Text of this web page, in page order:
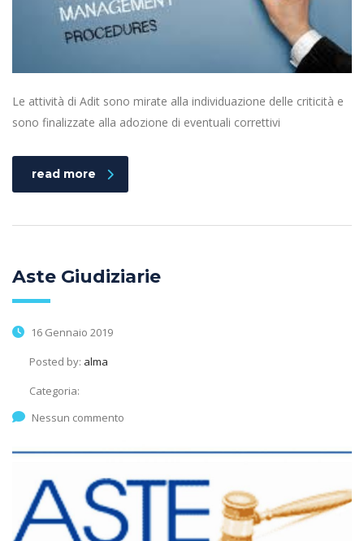
Le attività di Adit sono mirate alla individuazione delle criticità e
sono finalizzate alla adozione di eventuali correttivi
read more
Aste Giudiziarie
16 Gennaio 2019
Posted by: alma
Categoria:
Nessun commento